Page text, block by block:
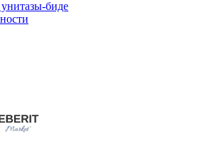
биде